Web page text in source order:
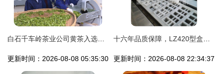
更新时间：2026-08-08 05:35:30 更新时间：2026-08-08 22:34:37